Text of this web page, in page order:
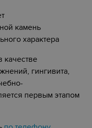
камень
характера
качестве
гингивита,
первым этапом